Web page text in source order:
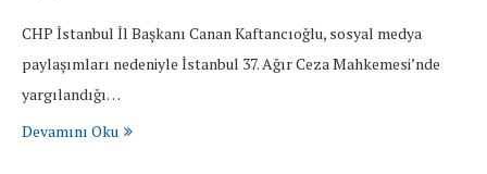
CHP İstanbul İl Başkanı Canan Kaftancıoğlu, sosyal medya
paylaşımları nedeniyle İstanbul 37. Ağır Ceza Mahkemesi’nde
yargılandığı…
Devamını Oku